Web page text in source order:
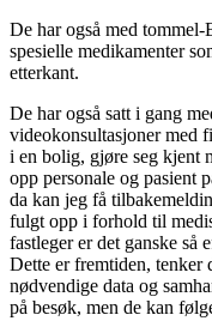
De har også med
spesielle medikamenter
etterkant.
De har også satt i gang
videokonsultasjoner med
i en bolig, gjøre seg kjent
opp personale og pasient
da kan jeg få
fulgt opp i forhold til
fastleger er det ganske så
Dette er fremtiden, tenker
nødvendige data og
på besøk, men de kan